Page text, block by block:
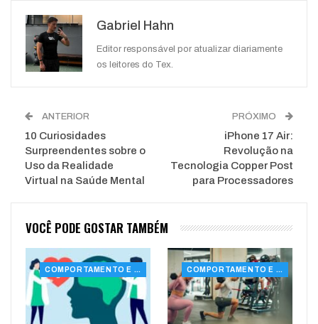
WhatsApp
Gabriel Hahn
Editor responsável por atualizar diariamente
os leitores do Tex.
ANTERIOR
10 Curiosidades
Surpreendentes sobre o
Uso da Realidade
Virtual na Saúde Mental
PRÓXIMO
iPhone 17 Air:
Revolução na
Tecnologia Copper Post
para Processadores
VOCÊ PODE GOSTAR TAMBÉM
COMPORTAMENTO E SAÚDE COMPORTAMENTO E SAÚDE